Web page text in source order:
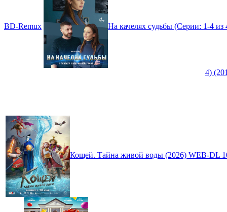
BD-Remux На качелях судьбы (Серии: 1-4
4)
Кощей. Тайна живой воды (2026) WEB-DL